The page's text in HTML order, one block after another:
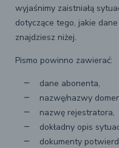
wyjaśnimy zaistniałą
dotyczące tego, jakie
znajdziesz niżej.
Pismo powinno zawierać:
dane abonenta,
nazwę/nazwy
nazwę rejestratora,
dokładny opis
dokumenty